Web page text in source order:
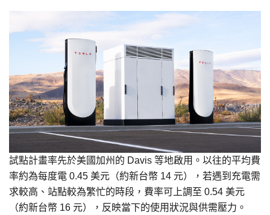
試點計畫率先於美國加州的 Davis 等地啟用。以往的平均費
率約為每度電 0.45 美元（約新台幣 14 元），若遇到充電需
求較高、站點較為繁忙的時段，費率可上調至 0.54 美元
（約新台幣 16 元），反映當下的使用狀況與供需壓力。